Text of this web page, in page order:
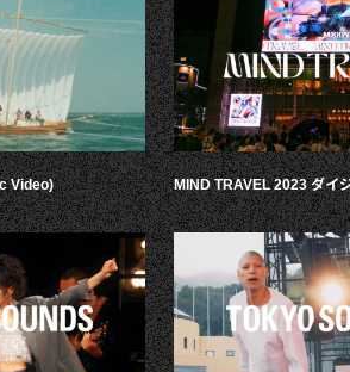
Video) MIND TRAVEL 2023 ダイ